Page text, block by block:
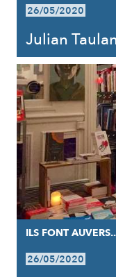
26/05/2020
Julian
ILS FONT
26/05/2020